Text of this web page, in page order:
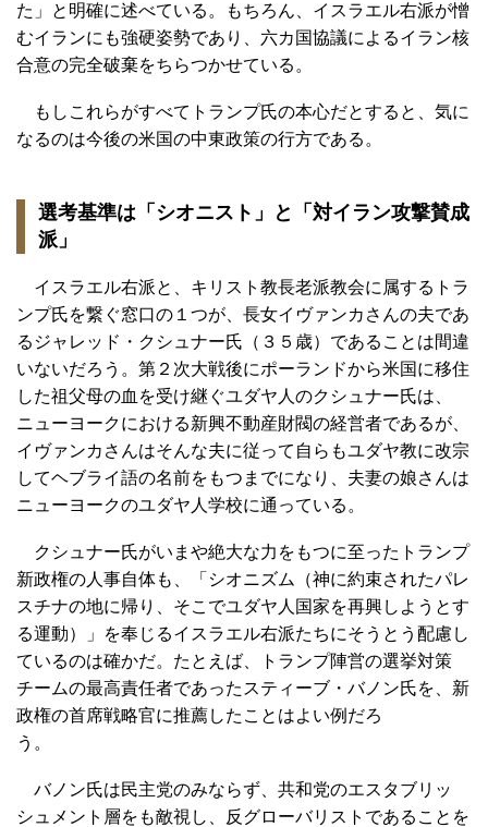
た」と明確に述べている。もちろん、イスラエル右派が憎
むイランにも強硬姿勢であり、六カ国協議によるイラン核
合意の完全破棄をちらつかせている。
もしこれらがすべてトランプ氏の本心だとすると、気に
なるのは今後の米国の中東政策の行方である。
選考基準は「シオニスト」と「対イラン攻撃賛成
派」
イスラエル右派と、キリスト教長老派教会に属するトラ
ンプ氏を繋ぐ窓口の１つが、長女イヴァンカさんの夫であ
るジャレッド・クシュナー氏（３５歳）であることは間違
いないだろう。第２次大戦後にポーランドから米国に移住
した祖父母の血を受け継ぐユダヤ人のクシュナー氏は、
ニューヨークにおける新興不動産財閥の経営者であるが、
イヴァンカさんはそんな夫に従って自らもユダヤ教に改宗
してヘブライ語の名前をもつまでになり、夫妻の娘さんは
ニューヨークのユダヤ人学校に通っている。
クシュナー氏がいまや絶大な力をもつに至ったトランプ
新政権の人事自体も、「シオニズム（神に約束されたパレ
スチナの地に帰り、そこでユダヤ人国家を再興しようとす
る運動）」を奉じるイスラエル右派たちにそうとう配慮し
ているのは確かだ。たとえば、トランプ陣営の選挙対策
チームの最高責任者であったスティーブ・バノン氏を、新
政権の首席戦略官に推薦したことはよい例だろ
う。
バノン氏は民主党のみならず、共和党のエスタブリッ
シュメント層をも敵視し、反グローバリストであることを